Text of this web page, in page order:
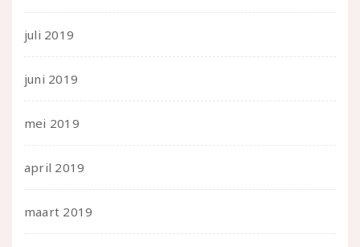
juli 2019
juni 2019
mei 2019
april 2019
maart 2019